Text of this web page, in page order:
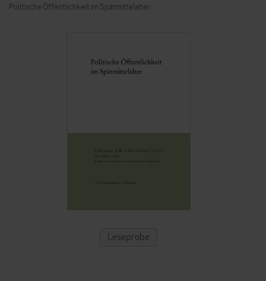
Politische Öffentlichkeit im Spätmittelalter
BILDERGALERIE
SPRINGEN
ZUM
ANFANG
Leseprobe